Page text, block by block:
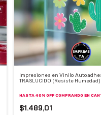
Impresiones en Vinilo
TRASLUCIDO (Resiste Humedad)
HASTA 40% OFF COMPRANDO EN
$1.489,01